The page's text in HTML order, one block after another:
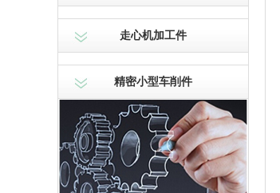
走心机加工件
精密小型车削件